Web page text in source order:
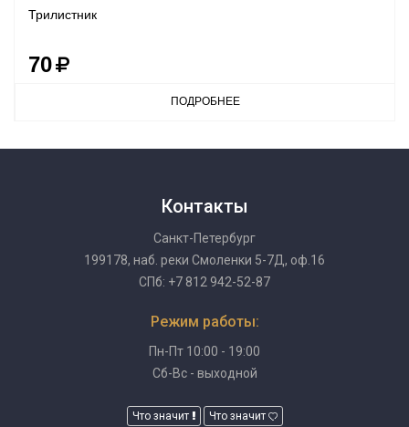
Трилистник
70
ПОДРОБНЕЕ
Контакты
Санкт-Петербург
199178, наб. реки Смоленки 5-7Д, оф.16
СПб: +7 812 942-52-87
Режим работы:
Пн-Пт 10:00 - 19:00
Сб-Вс - выходной
Что значит Что значит